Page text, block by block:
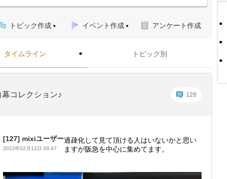
トピック作成 イベント作成 アンケート作成
タイムライン トピック別
幕コレクション♪ 128
[127] mixiユーザー
2023年02月12日 00:47
過疎化して見て頂ける人はいないかと思い
ますが阪急を中心に集めてます。